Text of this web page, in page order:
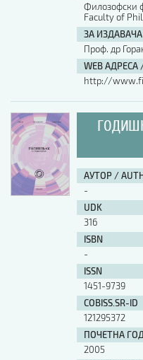
Филозофски
Faculty of
ЗА ИЗДАВАЧА
Проф. др
WEB АДРЕСА
http://
АУТОР /
-
UDK
316
ISBN
-
ISSN
1451-9739
COBISS.SR-ID
121295372
ПОЧЕТНА
2005